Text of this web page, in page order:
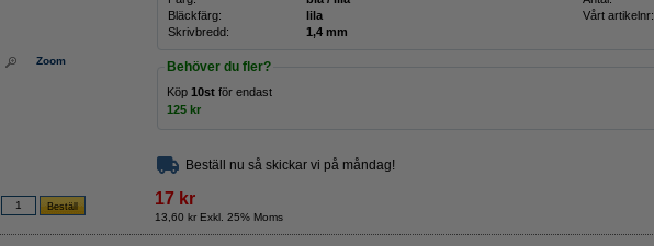
Zoom
Bläckfärg:
lila Vårt artikelnr:
Skrivbredd:
1,4 mm
Behöver du fler?
Köp 10st för endast
125 kr
Beställ nu så skickar vi på måndag!
17 kr
13,60 kr Exkl. 25% Moms